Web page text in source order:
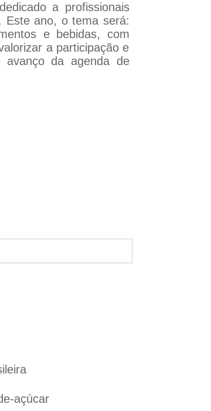
a profissionais
Este ano, o tema será:
e bebidas, com
a participação e
avanço da agenda de
açúcar